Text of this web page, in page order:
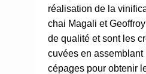
réalisation de la
chai Magali et
de qualité et sont les
cuvées en assemblant
cépages pour obtenir